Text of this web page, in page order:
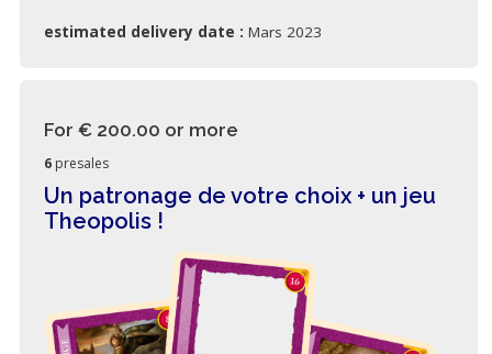
estimated delivery date : Mars 2023
For € 200.00 or more
6 presales
Un patronage de votre choix + un jeu
Theopolis !